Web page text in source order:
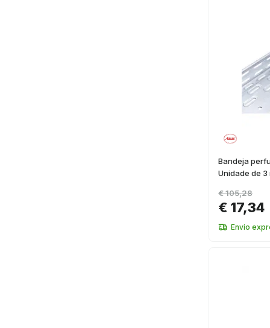
Bandeja
Unidade de 3
€ 17,34
€ 105,28
Envio